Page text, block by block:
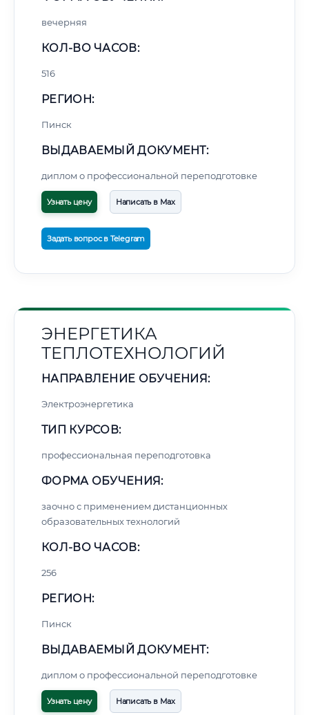
вечерняя
КОЛ-ВО ЧАСОВ:
516
РЕГИОН:
Пинск
ВЫДАВАЕМЫЙ ДОКУМЕНТ:
диплом о профессиональной переподготовке
Узнать цену Написать в Max
Задать вопрос в Telegram
ЭНЕРГЕТИКА
ТЕПЛОТЕХНОЛОГИЙ
НАПРАВЛЕНИЕ ОБУЧЕНИЯ:
Электроэнергетика
ТИП КУРСОВ:
профессиональная переподготовка
ФОРМА ОБУЧЕНИЯ:
заочно с применением дистанционных
образовательных технологий
КОЛ-ВО ЧАСОВ:
256
РЕГИОН:
Пинск
ВЫДАВАЕМЫЙ ДОКУМЕНТ:
диплом о профессиональной переподготовке
Узнать цену Написать в Max